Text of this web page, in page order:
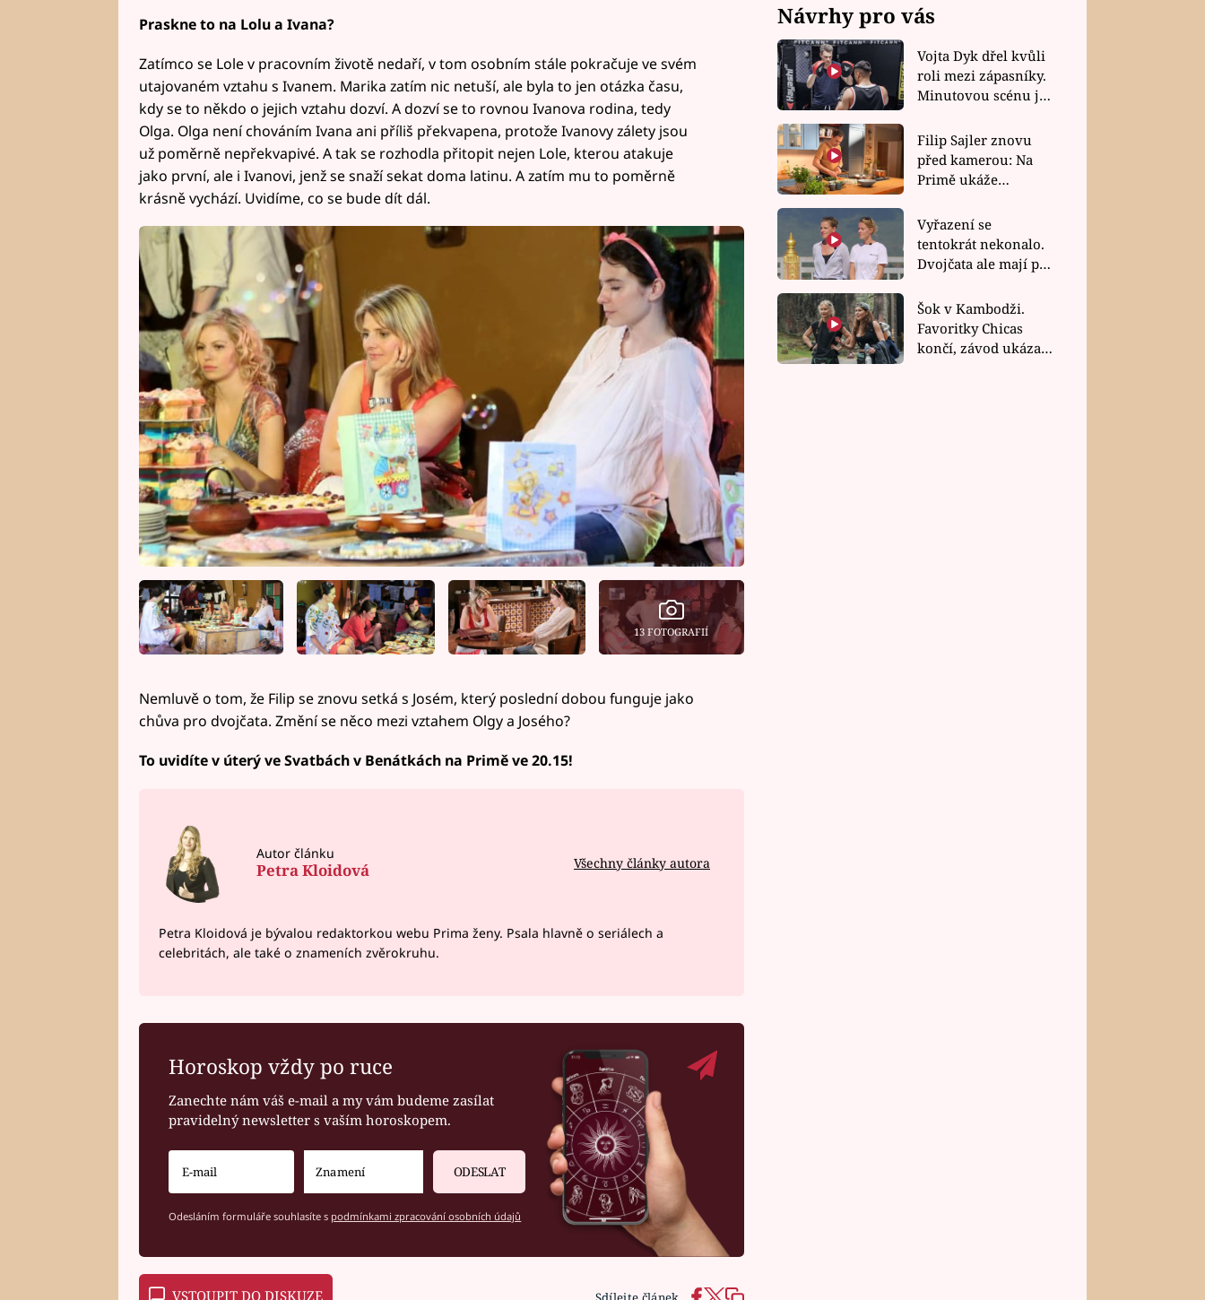
Praskne to na Lolu a Ivana?
Zatímco se Lole v pracovním životě nedaří, v tom osobním stále pokračuje ve svém
utajovaném vztahu s Ivanem. Marika zatím nic netuší, ale byla to jen otázka času,
kdy se to někdo o jejich vztahu dozví. A dozví se to rovnou Ivanova rodina, tedy
Olga. Olga není chováním Ivana ani příliš překvapena, protože Ivanovy zálety jsou
už poměrně nepřekvapivé. A tak se rozhodla přitopit nejen Lole, kterou atakuje
jako první, ale i Ivanovi, jenž se snaží sekat doma latinu. A zatím mu to poměrně
krásně vychází. Uvidíme, co se bude dít dál.
13 FOTOGRAFIÍ
Nemluvě o tom, že Filip se znovu setká s Josém, který poslední dobou funguje jako
chůva pro dvojčata. Změní se něco mezi vztahem Olgy a Josého?
To uvidíte v úterý ve Svatbách v Benátkách na Primě ve 20.15!
Autor článku
Petra Kloidová Všechny články autora
Petra Kloidová je bývalou redaktorkou webu Prima ženy. Psala hlavně o seriálech a
celebritách, ale také o znameních zvěrokruhu.
Horoskop vždy po ruce
Zanechte nám váš e-mail a my vám budeme zasílat
pravidelný newsletter s vaším horoskopem.
ODESLAT
Odesláním formuláře souhlasíte s podmínkami zpracování osobních údajů
VSTOUPIT DO DISKUZE
Návrhy pro vás
Vojta Dyk dřel kvůli
roli mezi zápasníky.
Minutovou scénu jel
Filip Sajler znovu
před kamerou: Na
Primě ukáže
rychlé recepty
Vyřazení se
tentokrát nekonalo.
Dvojčata ale mají po
závodu nůž na krku
Šok v Kambodži.
Favoritky Chicas
končí, závod ukázal